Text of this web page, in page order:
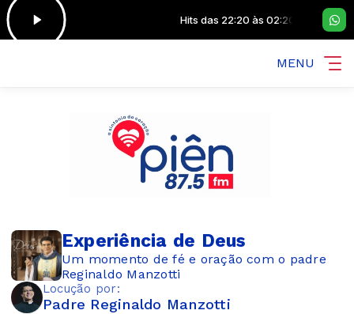
22:20 às 02:20 Hits das 22:20 às 02:20
MENU
Experiência de Deus
Um momento de fé e oração com o padre
Reginaldo Manzotti
Locução por:
Padre Reginaldo Manzotti